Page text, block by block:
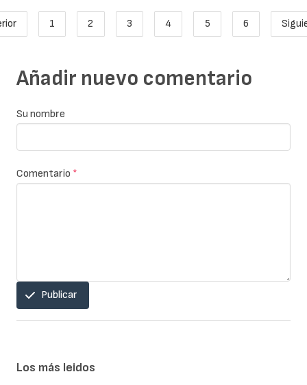
Paginación
anteriorPage
1
Página actual
2
Page
3
Page
4
Page
5
Page
6
Añadir nuevo comentario
Su nombre
Comentario *
Publicar
Los más leidos